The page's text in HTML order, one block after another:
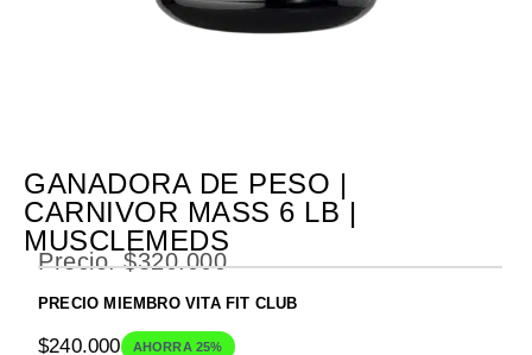
GANADORA DE PESO |
CARNIVOR MASS 6 LB |
MUSCLEMEDS
Precio.$320.000
PRECIO MIEMBRO VITA FIT CLUB
$240.000 AHORRA 25%